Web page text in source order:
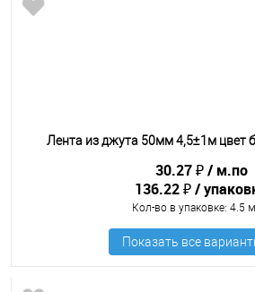
Лента из джута 50мм 4,5±1м цвет
30.27 ₽
м.по
136.22 ₽
Кол-во в упаковке: 4.5